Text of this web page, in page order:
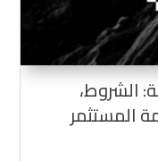
الشروط،
المستثمر